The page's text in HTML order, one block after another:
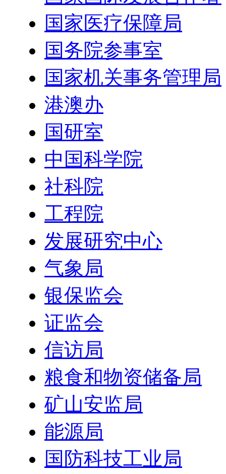
国家医疗保障局
国务院参事室
国家机关事务管理局
港澳办
国研室
中国科学院
社科院
工程院
发展研究中心
气象局
银保监会
证监会
信访局
粮食和物资储备局
矿山安监局
能源局
国防科技工业局